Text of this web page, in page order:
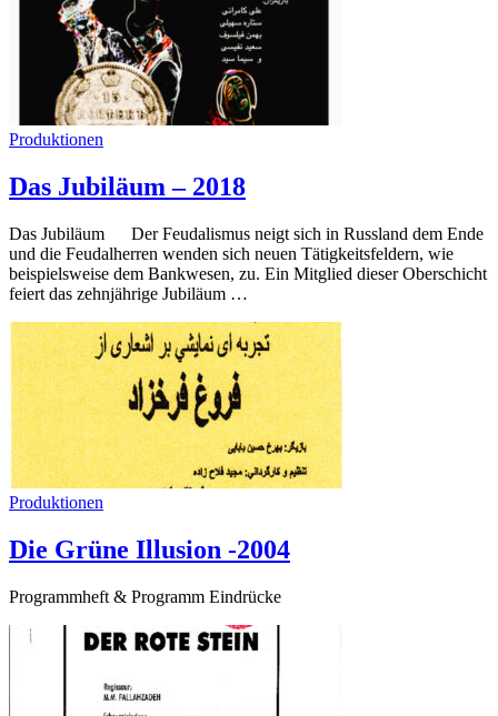
Produktionen
Das Jubiläum – 2018
Das Jubiläum Der Feudalismus neigt sich in Russland dem Ende
und die Feudalherren wenden sich neuen Tätigkeitsfeldern, wie
beispielsweise dem Bankwesen, zu. Ein Mitglied dieser Oberschicht
feiert das zehnjährige Jubiläum …
Produktionen
Die Grüne Illusion -2004
Programmheft & Programm Eindrücke